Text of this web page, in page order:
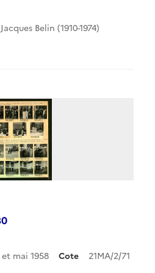
Belin (1910-1974)
mai 1958 Cote
21MA/2/71